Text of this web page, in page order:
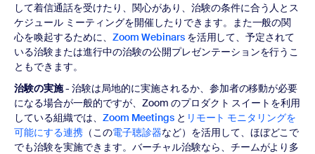
して着信通話を受けたり、関心があり、治験の条件に合う人とス
ケジュール ミーティングを開催したりできます。また一般の関
心を喚起するために、 Zoom Webinarsを活用して、予定されて
いる治験または進行中の治験の公開プレゼンテーションを行うこ
ともできます。
治験の実施- 治験は局地的に実施されるか、参加者の移動が必要
になる場合が一般的ですが、Zoom のプロダクト スイートを利用
している組織では、 Zoom Meetingsと リモート モニタリングを
可能にする連携（この電子聴診器など）を活用して、ほぼどこで
でも治験を実施できます。バーチャル治験なら、チームがより多